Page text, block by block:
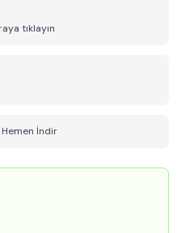
tıklayın
İndir